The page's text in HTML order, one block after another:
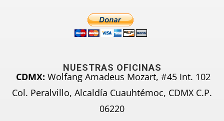
NUESTRAS OFICINAS
CDMX: Wolfang Amadeus Mozart, #45 Int. 102
Col. Peralvillo, Alcaldía Cuauhtémoc, CDMX C.P.
06220